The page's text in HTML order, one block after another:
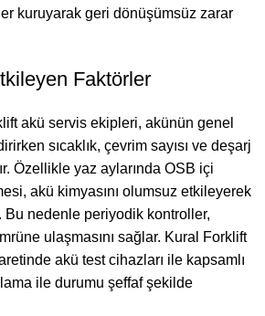
kuruyarak geri dönüşümsüz zarar
Faktörler
akü servis ekipleri, akünün genel
sıcaklık, çevrim sayısı ve deşarj
Özellikle yaz aylarında OSB içi
akü kimyasını olumsuz etkileyerek
Bu nedenle periyodik kontroller,
ulaşmasını sağlar. Kural Forklift
akü test cihazları ile kapsamlı
ile durumu şeffaf şekilde